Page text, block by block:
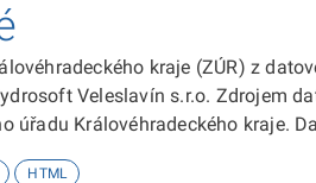
kraje (ZÚR) z
Veleslavín s.r.o. Zdrojem
úřadu Královéhradeckého kraje.
HTML